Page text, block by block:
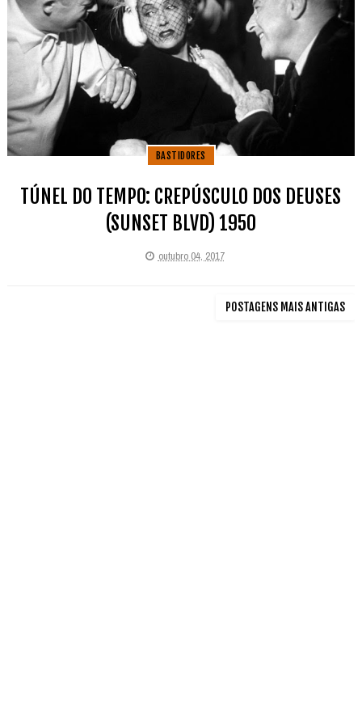
BASTIDORES
TÚNEL DO TEMPO: CREPÚSCULO DOS DEUSES
(SUNSET BLVD) 1950
outubro 04, 2017
POSTAGENS MAIS ANTIGAS